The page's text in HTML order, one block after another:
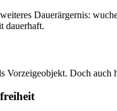
Dauerärgernis:
dauerhaft.
Doch